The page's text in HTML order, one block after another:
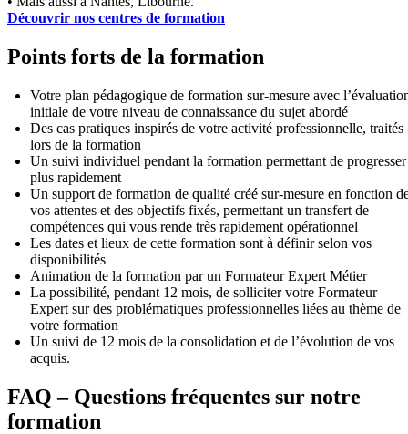
Découvrir nos centres de formation
Points forts de la formation
Votre plan pédagogique de formation sur-mesure avec
initiale de votre niveau de connaissance du sujet abordé
Des cas pratiques inspirés de votre activité professionnelle, traités
lors de la formation
Un suivi individuel pendant la formation permettant de progresser
plus rapidement
Un support de formation de qualité créé sur-mesure en fonction
vos attentes et des objectifs fixés, permettant un transfert de
compétences qui vous rende très rapidement opérationnel
Les dates et lieux de cette formation sont à définir selon vos
disponibilités
Animation de la formation par un Formateur Expert Métier
La possibilité, pendant 12 mois, de solliciter votre Formateur
Expert sur des problématiques professionnelles liées au thème de
votre formation
Un suivi de 12 mois de la consolidation et de l’évolution de vos
acquis.
FAQ – Questions fréquentes sur notre
formation